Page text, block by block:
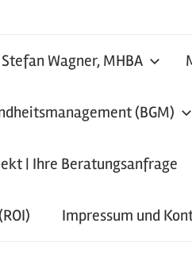
Wagner, MHBA
(BGM)
| Ihre Beratungsanfrage
Impressum und